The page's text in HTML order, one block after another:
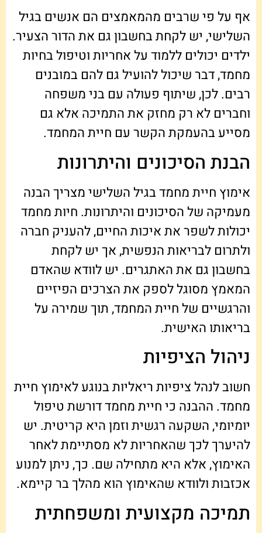
אף על פי שרבים מהמאמצים הם אנשים בגיל
השלישי, יש לקחת בחשבון גם את הדור הצעיר.
ילדים יכולים ללמוד על אחריות וטיפול בחיות
מחמד, דבר שיכול להועיל גם להם במובנים
רבים. לכן, שיתוף פעולה עם בני משפחה
וחברים לא רק מחזק את התמיכה אלא גם
מסייע בהעמקת הקשר עם חיית המחמד.
הבנת הסיכונים והיתרונות
אימוץ חיית מחמד בגיל השלישי מצריך הבנה
מעמיקה של הסיכונים והיתרונות. חיות מחמד
יכולות לשפר את איכות החיים, להעניק חברה
ולתרום לבריאות הנפשית, אך יש לקחת
בחשבון גם את האתגרים. יש לוודא שהאדם
המאמץ מסוגל לספק את הצרכים הפיזיים
והרגשיים של חיית המחמד, תוך שמירה על
בריאותו האישית.
ניהול הציפיות
חשוב לנהל ציפיות ריאליות בנוגע לאימוץ חיית
מחמד. ההבנה כי חיית מחמד דורשת טיפול
יומיומי, השקעה רגשית וזמן היא קריטית. יש
להיערך לכך שהאחריות לא מסתיימת לאחר
האימוץ, אלא היא מתחילה שם. כך, ניתן למנוע
אכזבות ולוודא שהאימוץ הוא מהלך בר קיימא.
תמיכה מקצועית ומשפחתית